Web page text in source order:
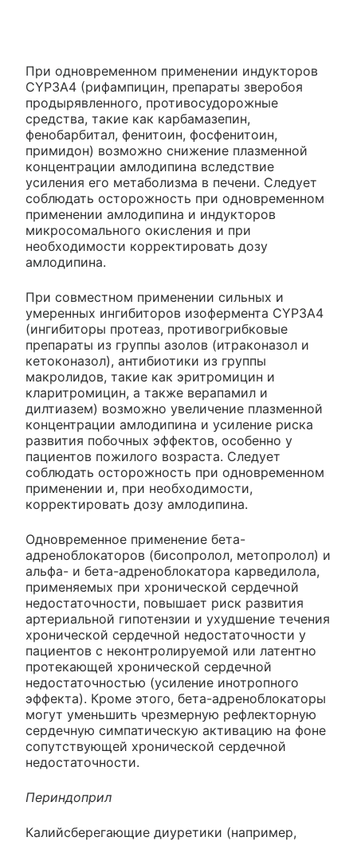
При одновременном применении индукторов
CYP3A4 (рифампицин, препараты зверобоя
продырявленного, противосудорожные
средства, такие как карбамазепин,
фенобарбитал, фенитоин, фосфенитоин,
примидон) возможно снижение плазменной
концентрации амлодипина вследствие
усиления его метаболизма в печени. Следует
соблюдать осторожность при одновременном
применении амлодипина и индукторов
микросомального окисления и при
необходимости корректировать дозу
амлодипина.
При совместном применении сильных и
умеренных ингибиторов изофермента CYP3A4
(ингибиторы протеаз, противогрибковые
препараты из группы азолов (итраконазол и
кетоконазол), антибиотики из группы
макролидов, такие как эритромицин и
кларитромицин, а также верапамил и
дилтиазем) возможно увеличение плазменной
концентрации амлодипина и усиление риска
развития побочных эффектов, особенно у
пациентов пожилого возраста. Следует
соблюдать осторожность при одновременном
применении и, при необходимости,
корректировать дозу амлодипина.
Одновременное применение бета-
адреноблокаторов (бисопролол, метопролол) и
альфа- и бета-адреноблокатора карведилола,
применяемых при хронической сердечной
недостаточности, повышает риск развития
артериальной гипотензии и ухудшение течения
хронической сердечной недостаточности у
пациентов с неконтролируемой или латентно
протекающей хронической сердечной
недостаточностью (усиление инотропного
эффекта). Кроме этого, бета-адреноблокаторы
могут уменьшить чрезмерную рефлекторную
сердечную симпатическую активацию на фоне
сопутствующей хронической сердечной
недостаточности.
Периндоприл
Калийсберегающие диуретики (например,